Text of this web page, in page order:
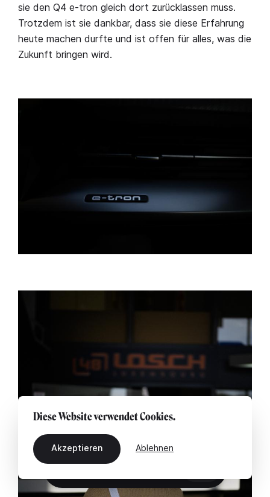
sie den Q4 e-tron gleich dort zurücklassen muss.
Trotzdem ist sie dankbar, dass sie diese Erfahrung
heute machen durfte und ist offen für alles, was die
Zukunft bringen wird.
Diese Website verwendet Cookies.
Akzeptieren Ablehnen